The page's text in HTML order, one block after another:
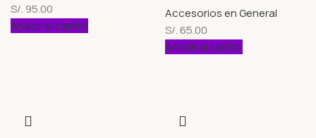
S/. 95.00
Añadir al carrito
Accesorios en General
S/. 65.00
Añadir al carrito